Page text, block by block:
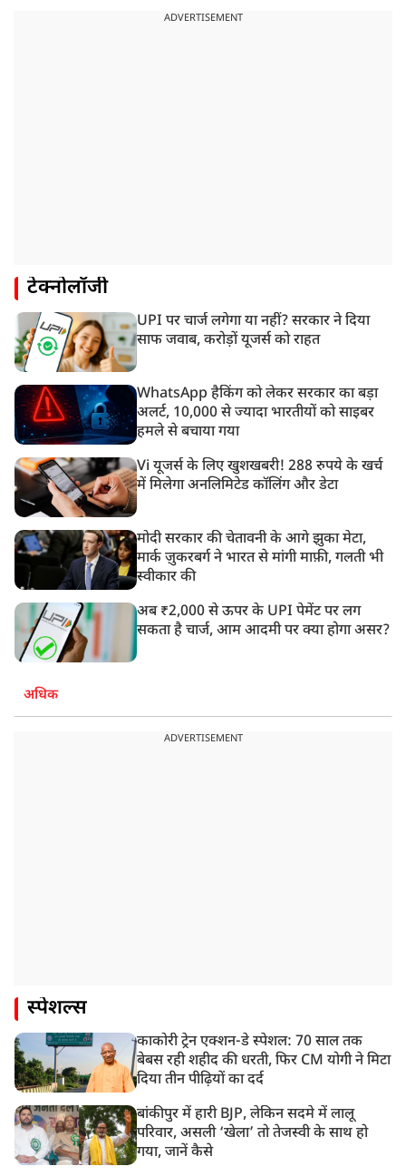
ADVERTISEMENT
टेक्नोलॉजी
UPI पर चार्ज लगेगा या नहीं? सरकार ने दिया
साफ जवाब, करोड़ों यूजर्स को राहत
WhatsApp हैकिंग को लेकर सरकार का बड़ा
अलर्ट, 10,000 से ज्यादा भारतीयों को साइबर
हमले से बचाया गया
Vi यूजर्स के लिए खुशखबरी! 288 रुपये के खर्च
में मिलेगा अनलिमिटेड कॉलिंग और डेटा
मोदी सरकार की चेतावनी के आगे झुका मेटा,
मार्क ज़ुकरबर्ग ने भारत से मांगी माफ़ी, गलती भी
स्वीकार की
अब ₹2,000 से ऊपर के UPI पेमेंट पर लग
सकता है चार्ज, आम आदमी पर क्या होगा असर?
अधिक
ADVERTISEMENT
स्पेशल्स
काकोरी ट्रेन एक्शन-डे स्पेशल: 70 साल तक
बेबस रही शहीद की धरती, फिर CM योगी ने मिटा
दिया तीन पीढ़ियों का दर्द
बांकीपुर में हारी BJP, लेकिन सदमे में लालू
परिवार, असली ‘खेला’ तो तेजस्वी के साथ हो
गया, जानें कैसे